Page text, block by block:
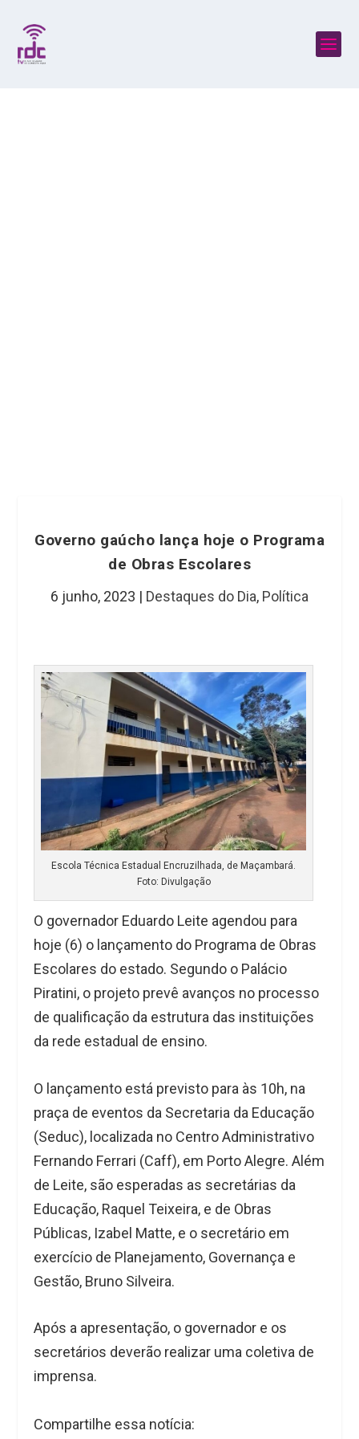
Governo gaúcho lança hoje o Programa
de Obras Escolares
6 junho, 2023 | Destaques do Dia, Política
Escola Técnica Estadual Encruzilhada, de Maçambará.
Foto: Divulgação
O governador Eduardo Leite agendou para
hoje (6) o lançamento do Programa de Obras
Escolares do estado. Segundo o Palácio
Piratini, o projeto prevê avanços no processo
de qualificação da estrutura das instituições
da rede estadual de ensino.
O lançamento está previsto para às 10h, na
praça de eventos da Secretaria da Educação
(Seduc), localizada no Centro Administrativo
Fernando Ferrari (Caff), em Porto Alegre. Além
de Leite, são esperadas as secretárias da
Educação, Raquel Teixeira, e de Obras
Públicas, Izabel Matte, e o secretário em
exercício de Planejamento, Governança e
Gestão, Bruno Silveira.
Após a apresentação, o governador e os
secretários deverão realizar uma coletiva de
imprensa.
Compartilhe essa notícia: